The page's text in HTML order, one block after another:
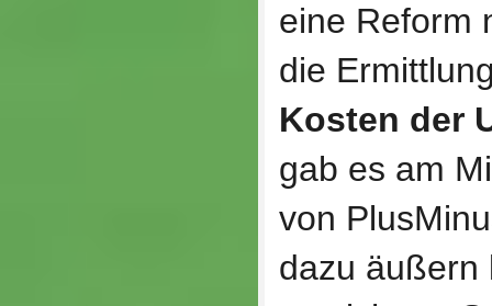
eine Reform
die
Kosten der
gab es am
von
dazu äußern